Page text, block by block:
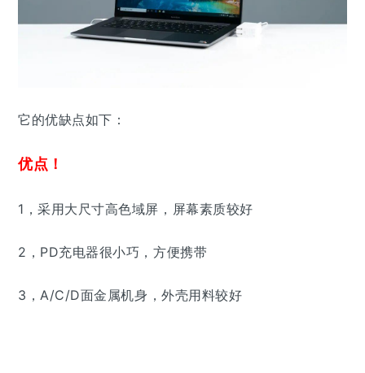
它的优缺点如下：
优点！
1，采用大尺寸高色域屏，屏幕素质较好
2， PD充电器很小巧，方便携带
3，A/C/D面金属机身，外壳用料较好